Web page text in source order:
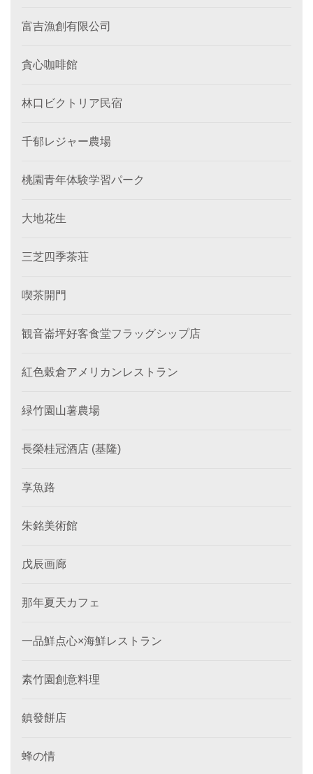
富吉漁創有限公司
貪心咖啡館
林口ビクトリア民宿
千郁レジャー農場
桃園青年体験学習パーク
大地花生
三芝四季茶荘
喫茶開門
観音崙坪好客食堂フラッグシップ店
紅色穀倉アメリカンレストラン
緑竹園山薯農場
長榮桂冠酒店 (基隆)
享魚路
朱銘美術館
戊辰画廊
那年夏天カフェ
一品鮮点心×海鮮レストラン
素竹園創意料理
鎮發餅店
蜂の情